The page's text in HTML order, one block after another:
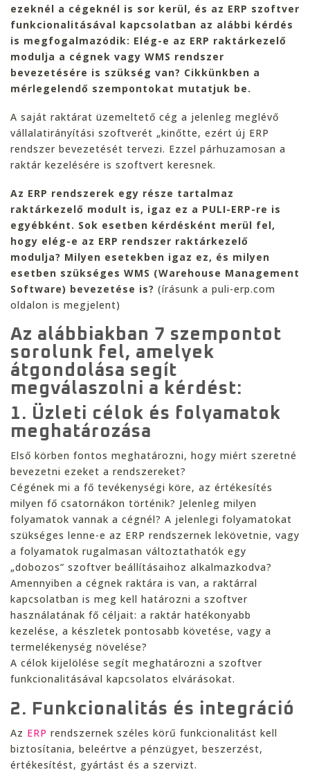
ezeknél a cégeknél is sor kerül, és az ERP szoftver
funkcionalitásával kapcsolatban az alábbi kérdés
is megfogalmazódik: Elég-e az ERP raktárkezelő
modulja a cégnek vagy WMS rendszer
bevezetésére is szükség van? Cikkünkben a
mérlegelendő szempontokat mutatjuk be.
A saját raktárat üzemeltető cég a jelenleg meglévő
vállalatirányítási szoftverét „kinőtte, ezért új ERP
rendszer bevezetését tervezi. Ezzel párhuzamosan a
raktár kezelésére is szoftvert keresnek.
Az ERP rendszerek egy része tartalmaz
raktárkezelő modult is, igaz ez a PULI-ERP-re is
egyébként. Sok esetben kérdésként merül fel,
hogy elég-e az ERP rendszer raktárkezelő
modulja? Milyen esetekben igaz ez, és milyen
esetben szükséges WMS (Warehouse Management
Software) bevezetése is? (írásunk a puli-erp.com
oldalon is megjelent)
Az alábbiakban 7 szempontot
sorolunk fel, amelyek
átgondolása segít
megválaszolni a kérdést:
1. Üzleti célok és folyamatok
meghatározása
Első körben fontos meghatározni, hogy miért szeretné
bevezetni ezeket a rendszereket?
Cégének mi a fő tevékenységi köre, az értékesítés
milyen fő csatornákon történik? Jelenleg milyen
folyamatok vannak a cégnél? A jelenlegi folyamatokat
szükséges lenne-e az ERP rendszernek lekövetnie, vagy
a folyamatok rugalmasan változtathatók egy
„dobozos” szoftver beállításaihoz alkalmazkodva?
Amennyiben a cégnek raktára is van, a raktárral
kapcsolatban is meg kell határozni a szoftver
használatának fő céljait: a raktár hatékonyabb
kezelése, a készletek pontosabb követése, vagy a
termelékenység növelése?
A célok kijelölése segít meghatározni a szoftver
funkcionalitásával kapcsolatos elvárásokat.
2. Funkcionalitás és integráció
Az ERP rendszernek széles körű funkcionalitást kell
biztosítania, beleértve a pénzügyet, beszerzést,
értékesítést, gyártást és a szervizt.